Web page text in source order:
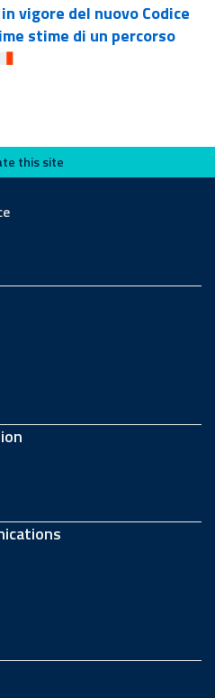
vigore del nuovo Codice
stime di un percorso
this site